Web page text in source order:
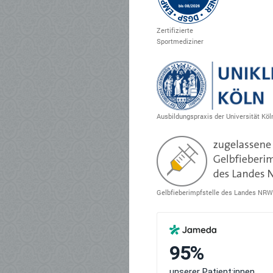
Zertifizierte
Sportmediziner
Ausbildungspraxis der Universität
Gelbfieberimpfstelle des Landes NRW